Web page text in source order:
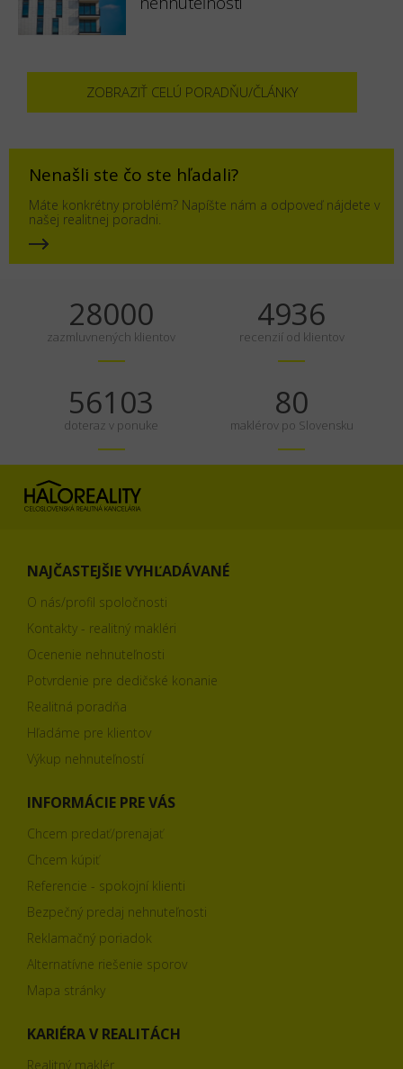
ZOBRAZIŤ CELÚ PORADŇU/ČLÁNKY
Nenašli ste čo ste hľadali?
Máte konkrétny problém? Napíšte nám a odpoveď nájdete v
našej realitnej poradni.
35000
zazmluvnených klientov
6170
recenzií od klientov
70129
doteraz v ponuke
100
maklérov po Slovensku
NAJČASTEJŠIE VYHĽADÁVANÉ
O nás/profil spoločnosti
Kontakty - realitný makléri
Ocenenie nehnuteľnosti
Potvrdenie pre dedičské konanie
Realitná poradňa
Hľadáme pre klientov
Výkup nehnuteľností
INFORMÁCIE PRE VÁS
Chcem predať/prenajať
Chcem kúpiť
Referencie - spokojní klienti
Bezpečný predaj nehnuteľnosti
Reklamačný poriadok
Alternatívne riešenie sporov
Mapa stránky
KARIÉRA V REALITÁCH
Realitný maklér